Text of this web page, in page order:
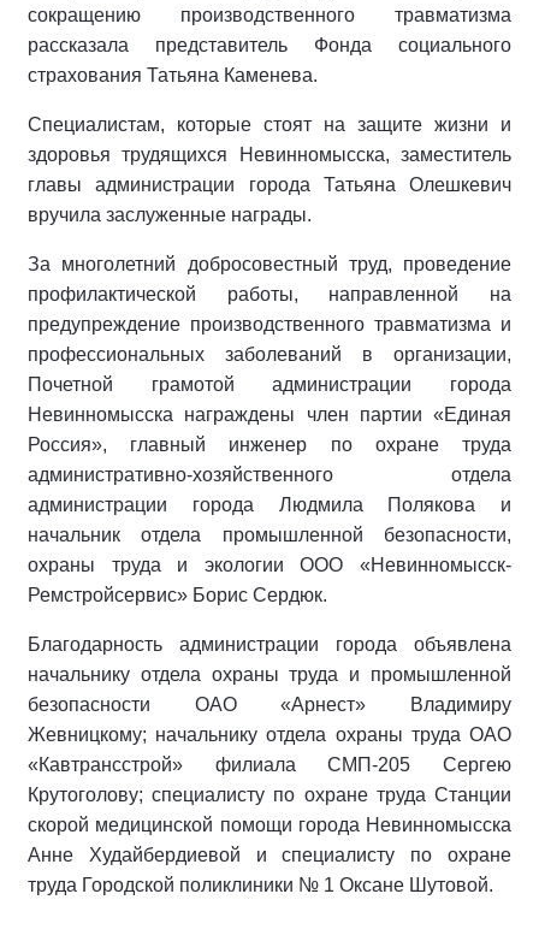
сокращению производственного травматизма
рассказала представитель Фонда социального
страхования Татьяна Каменева.
Специалистам, которые стоят на защите жизни и
здоровья трудящихся Невинномысска, заместитель
главы администрации города Татьяна Олешкевич
вручила заслуженные награды.
За многолетний добросовестный труд, проведение
профилактической работы, направленной на
предупреждение производственного травматизма и
профессиональных заболеваний в организации,
Почетной грамотой администрации города
Невинномысска награждены член партии «Единая
Россия», главный инженер по охране труда
административно-хозяйственного отдела
администрации города Людмила Полякова и
начальник отдела промышленной безопасности,
охраны труда и экологии ООО «Невинномысск-
Ремстройсервис» Борис Сердюк.
Благодарность администрации города объявлена
начальнику отдела охраны труда и промышленной
безопасности ОАО «Арнест» Владимиру
Жевницкому; начальнику отдела охраны труда ОАО
«Кавтрансстрой» филиала СМП-205 Сергею
Крутоголову; специалисту по охране труда Станции
скорой медицинской помощи города Невинномысска
Анне Худайбердиевой и специалисту по охране
труда Городской поликлиники № 1 Оксане Шутовой.